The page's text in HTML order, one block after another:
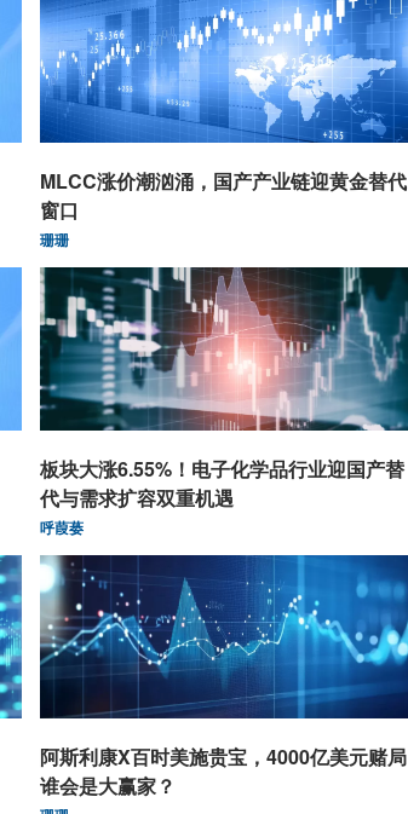
MLCC涨价潮汹涌，国产产业链迎黄金替代
窗口
珊珊
板块大涨6.55%！电子化学品行业迎国产替
代与需求扩容双重机遇
呼葭蒌
阿斯利康X百时美施贵宝，4000亿美元赌局
谁会是大赢家？